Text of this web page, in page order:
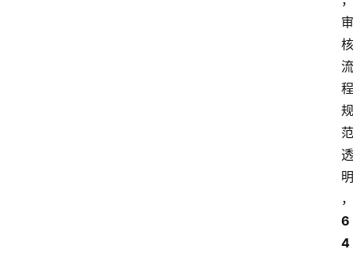
审
核
流
程
规
范
透
明
，
6
4